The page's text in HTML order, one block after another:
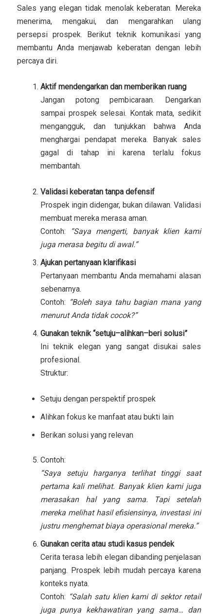
Sales yang elegan tidak menolak keberatan. Mereka
menerima, mengakui, dan mengarahkan ulang
persepsi prospek. Berikut teknik komunikasi yang
membantu Anda menjawab keberatan dengan lebih
percaya diri.
Aktif mendengarkan dan memberikan ruang
Jangan potong pembicaraan. Dengarkan
sampai prospek selesai. Kontak mata, sedikit
mengangguk, dan tunjukkan bahwa Anda
menghargai pendapat mereka. Banyak sales
gagal di tahap ini karena terlalu fokus
membantah.
Validasi keberatan tanpa defensif
Prospek ingin didengar, bukan dilawan. Validasi
membuat mereka merasa aman.
Contoh:
“Saya mengerti, banyak klien kami
juga merasa begitu di awal.”
Ajukan pertanyaan klarifikasi
Pertanyaan membantu Anda memahami alasan
sebenarnya.
Contoh: “Boleh saya tahu bagian mana yang
menurut Anda tidak cocok?”
Gunakan teknik “setuju–alihkan–beri solusi”
Ini teknik elegan yang sangat disukai sales
profesional.
Struktur:
Setuju dengan perspektif prospek
Alihkan fokus ke manfaat atau bukti lain
Berikan solusi yang relevan
Contoh:
“Saya setuju harganya terlihat tinggi saat
pertama kali melihat. Banyak klien kami juga
merasakan hal yang sama. Tapi setelah
mereka melihat hasil efisiensinya, investasi ini
justru menghemat biaya operasional mereka.”
Gunakan cerita atau studi kasus pendek
Cerita terasa lebih elegan dibanding penjelasan
panjang. Prospek lebih mudah percaya karena
konteks nyata.
Contoh: “Salah satu klien kami di sektor retail
juga punya kekhawatiran yang sama… dan